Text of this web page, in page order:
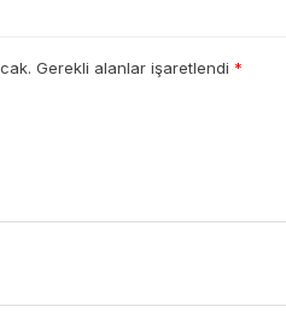
Gerekli alanlar işaretlendi *